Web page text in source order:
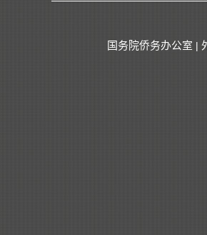
国务院侨务办公室 |